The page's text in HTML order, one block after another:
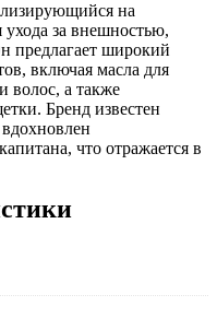
на
ухода за внешностью,
предлагает широкий
включая масла для
волос, а также
Бренд известен
что отражается в